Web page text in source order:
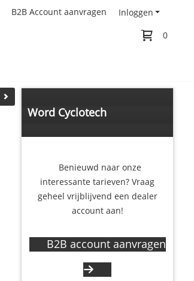
Inloggen
B2B Account aanvragen
0
Word Cyclotech
Components dealer
Benieuwd naar onze
interessante tarieven? Vraag
geheel vrijblijvend een dealer
account aan!
B2B account aanvragen